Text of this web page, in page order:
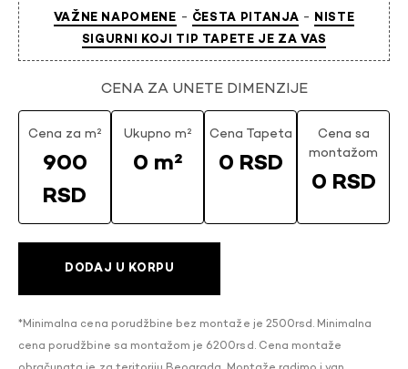
VAŽNE NAPOMENE - ČESTA PITANJA - NISTE
SIGURNI KOJI TIP TAPETE JE ZA VAS
CENA ZA UNETE DIMENZIJE
Cena za m²
900
RSD
Ukupno m²
0 m²
Cena Tapeta
0 RSD
Cena sa
montažom
0 RSD
DODAJ U KORPU
*Minimalna cena porudžbine bez montaže je 2500rsd. Minimalna
cena porudžbine sa montažom je 6200rsd. Cena montaže